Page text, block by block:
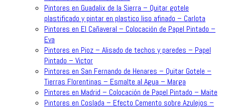
Pintores en Guadalix de la Sierra – Quitar gotele
plastificado y pintar en plastico liso afinado – Carlota
Pintores en El Cañaveral – Colocación de Papel Pintado –
Eva
Pintores en Pioz – Alisado de techos y paredes – Papel
Pintado – Victor
Pintores en San Fernando de Henares – Quitar Gotele –
Tierras Florentinas – Esmalte al Agua – Marga
Pintores en Madrid – Colocación de Papel Pintado – Maite
Pintores en Coslada – Efecto Cemento sobre Azulejos –